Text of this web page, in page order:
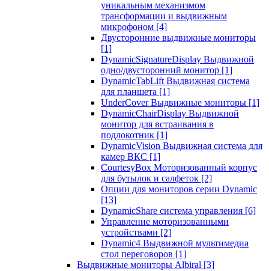
уникальным механизмом
трансформации и выдвижным
микрофоном [4]
Двусторонние выдвижные мониторы
[1]
DynamicSignatureDisplay Выдвижной
одно/двусторонний монитор [1]
DynamicTabLift Выдвижная система
для планшета [1]
UnderCover Выдвижные мониторы [1]
DynamicChairDisplay Выдвижной
монитор для встраивания в
подлокотник [1]
DynamicVision Выдвижная система для
камер ВКС [1]
CourtesyBox Моторизованный корпус
для бутылок и салфеток [2]
Опции для мониторов серии Dynamic
[13]
DynamicShare система управления [6]
Управление моторизованными
устройствами [2]
Dynamic4 Выдвижной мультимедиа
стол переговоров [1]
Выдвижные мониторы Albiral [3]